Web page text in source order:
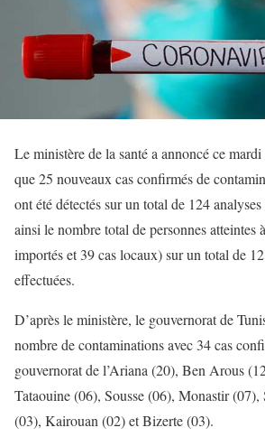
Le ministère de la santé a annoncé ce
que 25 nouveaux cas confirmés de
ont été détectés sur un total de 124
ainsi le nombre total de personnes atteintes
importés et 39 cas locaux) sur un total de
effectuées.
D’après le ministère, le gouvernorat de
nombre de contaminations avec 34 cas
gouvernorat de l’Ariana (20), Ben Arous
Tataouine (06), Sousse (06), Monastir
(03), Kairouan (02) et Bizerte (03).